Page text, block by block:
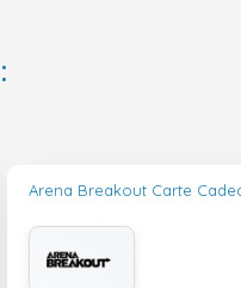
Arena Breakout Carte